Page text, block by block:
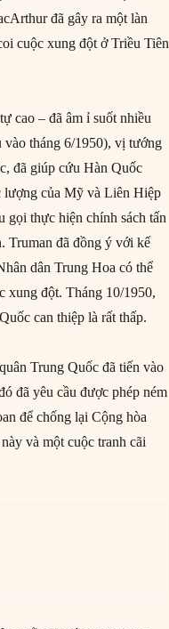
đã gây ra một làn
cuộc xung đột ở Triều Tiên
cao – đã âm ỉ suốt nhiều
vào tháng 6/1950), vị tướng
đã giúp cứu Hàn Quốc
lượng của Mỹ và Liên Hiệp
gọi thực hiện chính sách tấn
Truman đã đồng ý với kế
dân Trung Hoa có thể
xung đột. Tháng 10/1950,
can thiệp là rất thấp.
Trung Quốc đã tiến vào
đã yêu cầu được phép ném
để chống lại Cộng hòa
và một cuộc tranh cãi